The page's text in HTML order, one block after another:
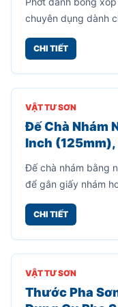
VẬT TƯ SƠN
Đế Chà Nhám
Pháp Thay
Phí
Đế chà nhám và
là phụ kiện chuyên
máy chà nhám hơi
lớp gai hoặc hư
CHI TIẾT
VẬT TƯ SƠN
Phớt Đánh
Phớt đánh bóng xốp
chuyên dụng dành